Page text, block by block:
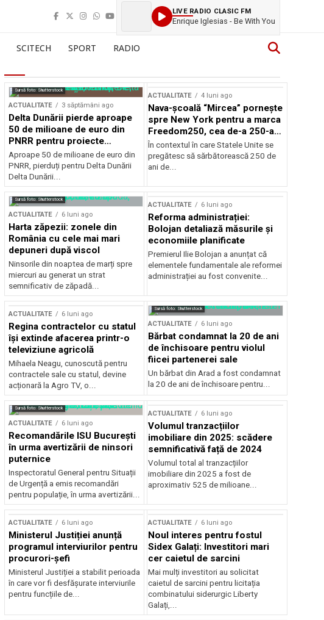
LIVE RADIO CLASIC FM
Enrique Iglesias - Be With You
SCITECH SPORT RADIO
Sursă foto: Shutterstock
ACTUALITATE 3 săptămâni ago
Delta Dunării pierde aproape
50 de milioane de euro din
PNRR pentru proiecte
esențiale
Aproape 50 de milioane de euro din
PNRR, pierduți pentru Delta Dunării
Delta Dunării...
ACTUALITATE 4 luni ago
Nava-școală “Mircea” pornește
spre New York pentru a marca
Freedom250, cea de-a 250-a
aniversare a Statelor Unite
În contextul în care Statele Unite se
pregătesc să sărbătorească 250 de
ani de...
Sursă foto: Shutterstock
ACTUALITATE 6 luni ago
Harta zăpezii: zonele din
România cu cele mai mari
depuneri după viscol
Ninsorile din noaptea de marți spre
miercuri au generat un strat
semnificativ de zăpadă...
ACTUALITATE 6 luni ago
Reforma administrației:
Bolojan detaliază măsurile și
economiile planificate
Premierul Ilie Bolojan a anunțat că
elementele fundamentale ale reformei
administrației au fost convenite...
ACTUALITATE 6 luni ago
Regina contractelor cu statul
își extinde afacerea printr-o
televiziune agricolă
Mihaela Neagu, cunoscută pentru
contractele sale cu statul, devine
acționară la Agro TV, o...
Sursă foto: Shutterstock
ACTUALITATE 6 luni ago
Bărbat condamnat la 20 de ani
de închisoare pentru violul
fiicei partenerei sale
Un bărbat din Arad a fost condamnat
la 20 de ani de închisoare pentru...
Sursă foto: Shutterstock
ACTUALITATE 6 luni ago
Recomandările ISU București
în urma avertizării de ninsori
puternice
Inspectoratul General pentru Situații
de Urgență a emis recomandări
pentru populație, în urma avertizării...
ACTUALITATE 6 luni ago
Volumul tranzacțiilor
imobiliare din 2025: scădere
semnificativă față de 2024
Volumul total al tranzacțiilor
imobiliare din 2025 a fost de
aproximativ 525 de milioane...
ACTUALITATE 6 luni ago
Ministerul Justiției anunță
programul interviurilor pentru
procurori-șefi
Ministerul Justiției a stabilit perioada
în care vor fi desfășurate interviurile
pentru funcțiile de...
ACTUALITATE 6 luni ago
Noul interes pentru fostul
Sidex Galați: Investitori mari
cer caietul de sarcini
Mai mulți investitori au solicitat
caietul de sarcini pentru licitația
combinatului siderurgic Liberty
Galați,...